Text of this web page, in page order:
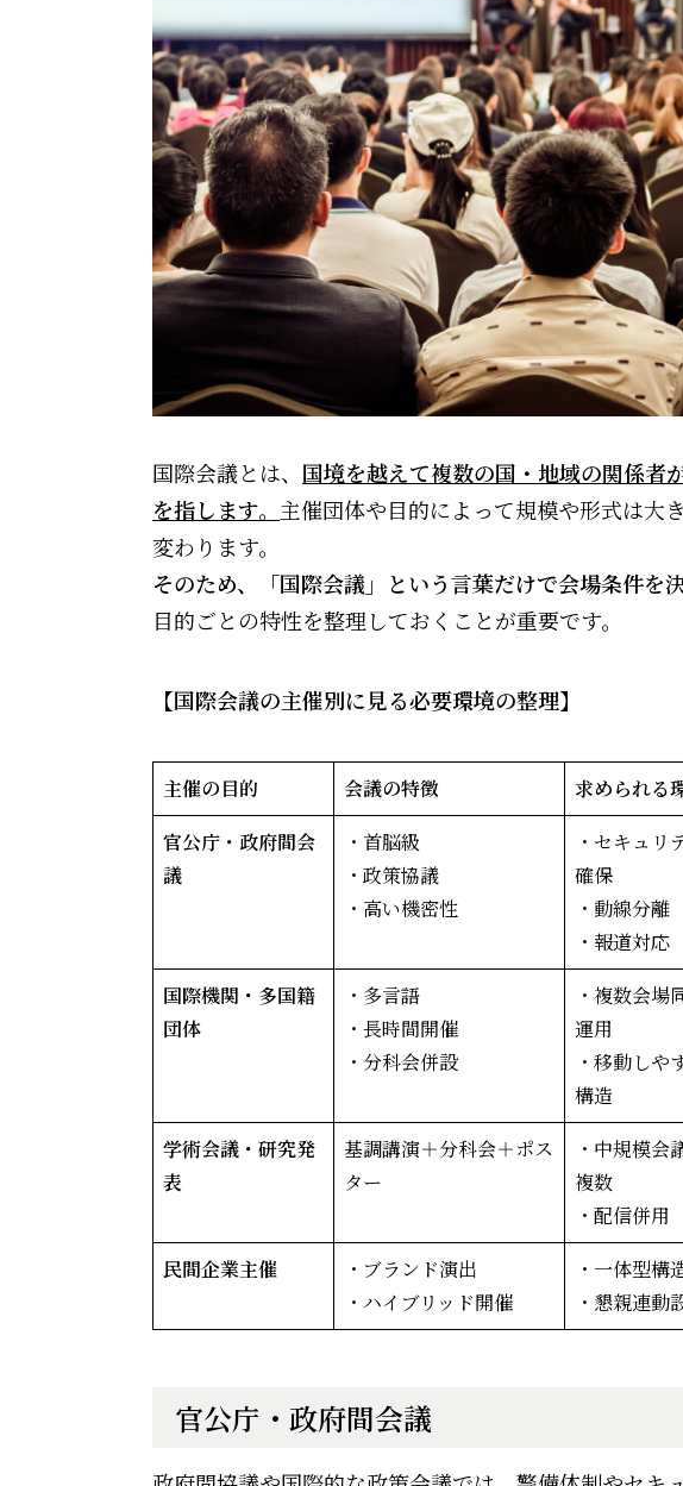
国際会議とは、 国境を越えて複数の国・地域の関係者
を指します。 主催団体や目的によって規模や形式は大
変わります。
そのため、「国際会議」という言葉だけで会場条件を
目的ごとの特性を整理しておくことが重要です。
【国際会議の主催別に見る必要環境の整理】
主催の目的 会議の特徴 求められる
官公庁・政府間会
議
・首脳級
・政策協議
・高い機密性
・セキュリ
確保
・動線分離
・報道対応
国際機関・多国籍
団体
・多言語
・長時間開催
・分科会併設
・複数会場
運用
・移動しや
構造
学術会議・研究発
表
基調講演＋分科会＋ポス
ター
・中規模会
複数
・配信併用
民間企業主催
・ブランド演出
・ハイブリッド開催
・一体型構
・懇親連動
官公庁・政府間会議